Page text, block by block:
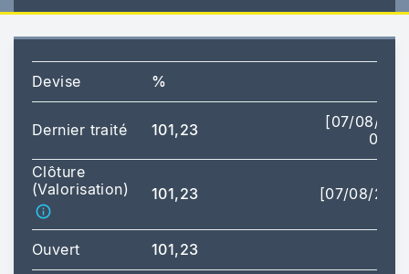
Devise %
Dernier traité 101,23
[07/08/
Clôture
(Valorisation)
101,23 [07/08/
Ouvert 101,23